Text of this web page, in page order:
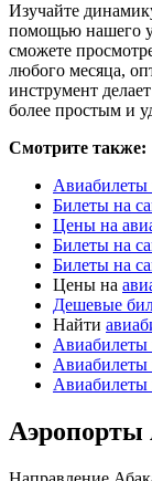
Изучайте
помощью нашего
сможете
любого месяца,
инструмент
более простым и
Смотрите также:
Авиабилеты
Билеты на
Цены на
Билеты на
Билеты на
Цены на
Дешевые
Найти
Авиабилеты
Авиабилеты